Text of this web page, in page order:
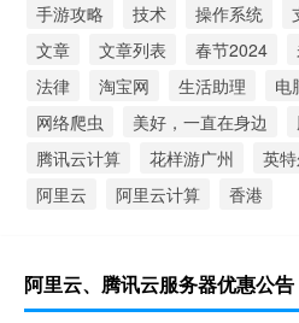
手游攻略
技术 操作系统
文章
文章列表 春节2024
法律
淘宝网 生活助理 电
网络爬虫
美好，一直在身边
腾讯云计算
花样游广州 英
阿里云
阿里云计算 香港
阿里云、腾讯云服务器优惠公告